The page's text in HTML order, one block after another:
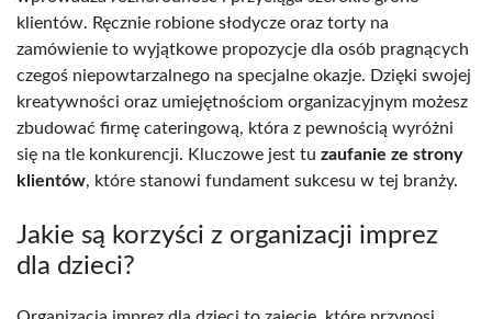
klientów. Ręcznie robione słodycze oraz torty na
zamówienie to wyjątkowe propozycje dla osób pragnących
czegoś niepowtarzalnego na specjalne okazje. Dzięki swojej
kreatywności oraz umiejętnościom organizacyjnym możesz
zbudować firmę cateringową, która z pewnością wyróżni
się na tle konkurencji. Kluczowe jest tu zaufanie ze strony
klientów, które stanowi fundament sukcesu w tej branży.
Jakie są korzyści z organizacji imprez
dla dzieci?